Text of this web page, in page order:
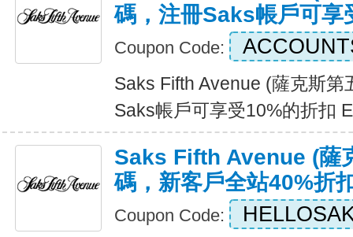
碼，注冊Saks帳戶可享
Coupon Code:
Saks Fifth Avenue (薩克斯第
Saks帳戶可享受10%的折扣
Saks Fifth Avenue (薩
碼，新客戶全站40%折
Coupon Code: